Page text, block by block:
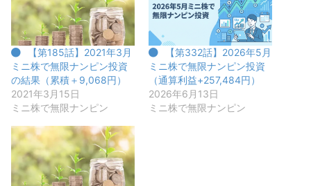
【第185話】2021年3月
ミニ株で無限ナンピン投資
の結果（累積＋9,068円）
2021年3月15日
ミニ株で無限ナンピン
【第332話】2026年5月
ミニ株で無限ナンピン投資
（通算利益+257,484円）
2026年6月13日
ミニ株で無限ナンピン